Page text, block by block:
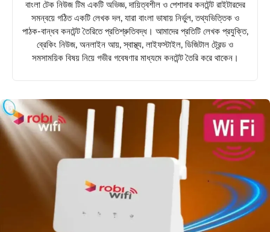
বাংলা টেক নিউজ টিম একটি অভিজ্ঞ, দায়িত্বশীল ও পেশাদার কনটেন্ট রাইটারদের
সমন্বয়ে গঠিত একটি লেখক দল, যারা বাংলা ভাষায় নির্ভুল, তথ্যভিত্তিক ও
পাঠক-বান্ধব কনটেন্ট তৈরিতে প্রতিশ্রুতিবদ্ধ। আমাদের প্রতিটি লেখক প্রযুক্তি,
ব্রেকিং নিউজ, অনলাইন আয়, স্বাস্থ্য, লাইফস্টাইল, ডিজিটাল ট্রেন্ড ও
সমসাময়িক বিষয় নিয়ে গভীর গবেষণার মাধ্যমে কনটেন্ট তৈরি করে থাকেন।